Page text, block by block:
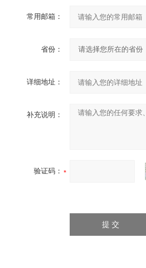
常用邮箱：
省份：
详细地址：
补充说明：
验证码：